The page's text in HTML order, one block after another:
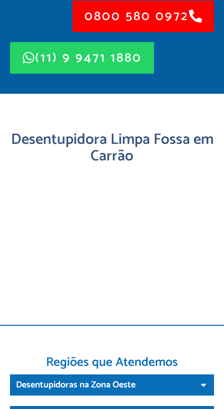
0800 580 0972
(11) 9 9471 1880
Desentupidora Limpa Fossa em
Carrão
Regiões que Atendemos
Desentupidoras na Zona Oeste